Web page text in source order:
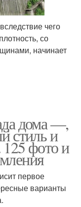
чего
со
начинает
дома —,
стиль и
фото и
первое
варианты